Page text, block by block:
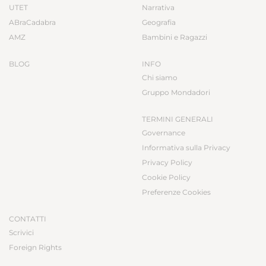
UTET
ABraCadabra
AMZ
BLOG
Narrativa
Geografia
Bambini e Ragazzi
INFO
Chi siamo
Gruppo Mondadori
TERMINI GENERALI
Governance
Informativa sulla Privacy
Privacy Policy
Cookie Policy
Preferenze Cookies
CONTATTI
Scrivici
Foreign Rights